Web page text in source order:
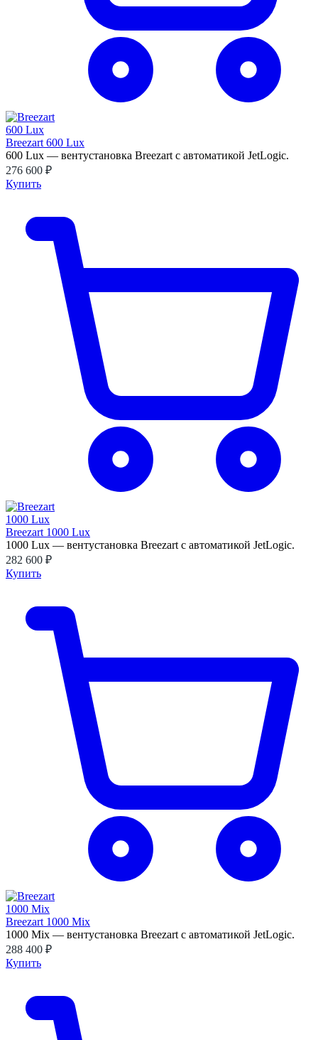
Breezart 600 Lux
600 Lux — вентустановка Breezart с автоматикой JetLogic.
276 600 ₽
Купить
Breezart 1000 Lux
1000 Lux — вентустановка Breezart с автоматикой JetLogic.
282 600 ₽
Купить
Breezart 1000 Mix
1000 Mix — вентустановка Breezart с автоматикой JetLogic.
288 400 ₽
Купить